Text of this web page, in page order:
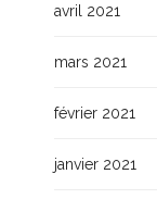
avril 2021
mars 2021
février 2021
janvier 2021